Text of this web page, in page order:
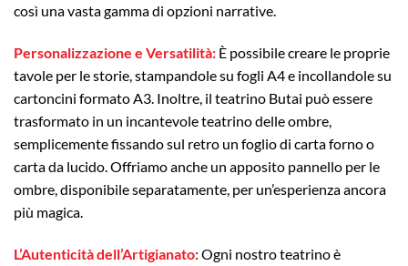
così una vasta gamma di opzioni narrative.
Personalizzazione e Versatilità: È possibile creare le proprie
tavole per le storie, stampandole su fogli A4 e incollandole su
cartoncini formato A3. Inoltre, il teatrino Butai può essere
trasformato in un incantevole teatrino delle ombre,
semplicemente fissando sul retro un foglio di carta forno o
carta da lucido. Offriamo anche un apposito pannello per le
ombre, disponibile separatamente, per un’esperienza ancora
più magica.
L’Autenticità dell’Artigianato:Ogni nostro teatrino è